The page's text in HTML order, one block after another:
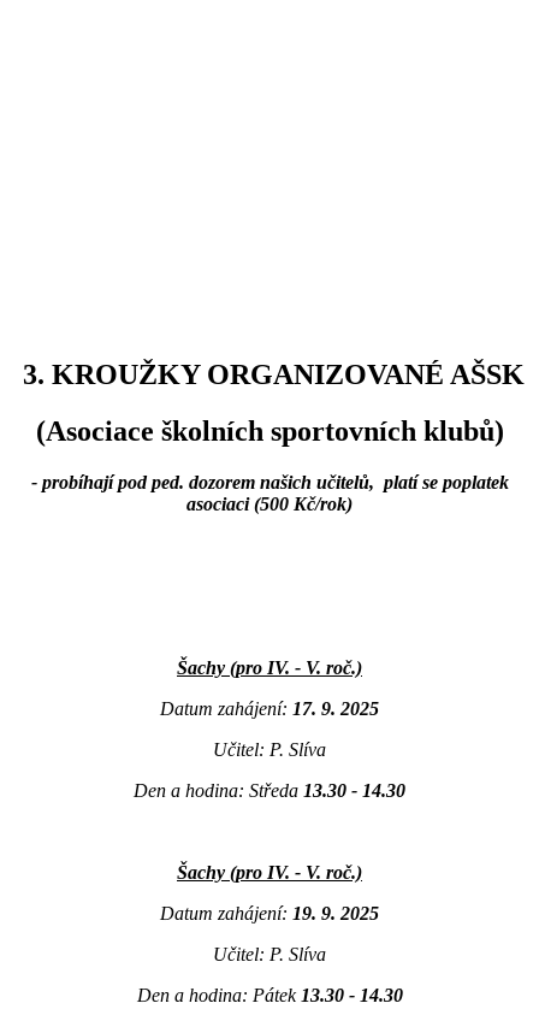
3. KROUŽKY ORGANIZOVANÉ AŠSK
(Asociace školních sportovních klubů)
- probíhají pod ped. dozorem našich učitelů, platí se poplatek
asociaci (500 Kč/rok)
Šachy (pro IV. - V. roč.)
Datum zahájení: 17. 9. 2025
Učitel: P. Slíva
Den a hodina: Středa 13.30 - 14.30
Šachy (pro IV. - V. roč.)
Datum zahájení: 19. 9. 2025
Učitel: P. Slíva
Den a hodina: Pátek 13.30 - 14.30